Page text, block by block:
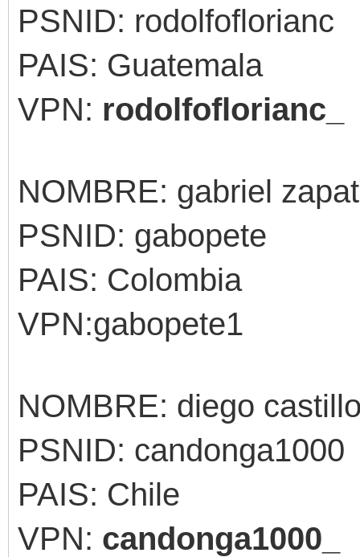
PSNID: rodolfoflorianc
PAIS: Guatemala
VPN: rodolfoflorianc_
NOMBRE: gabriel
PSNID: gabopete
PAIS: Colombia
VPN:gabopete1
NOMBRE: diego
PSNID: candonga1000
PAIS: Chile
VPN: candonga1000_